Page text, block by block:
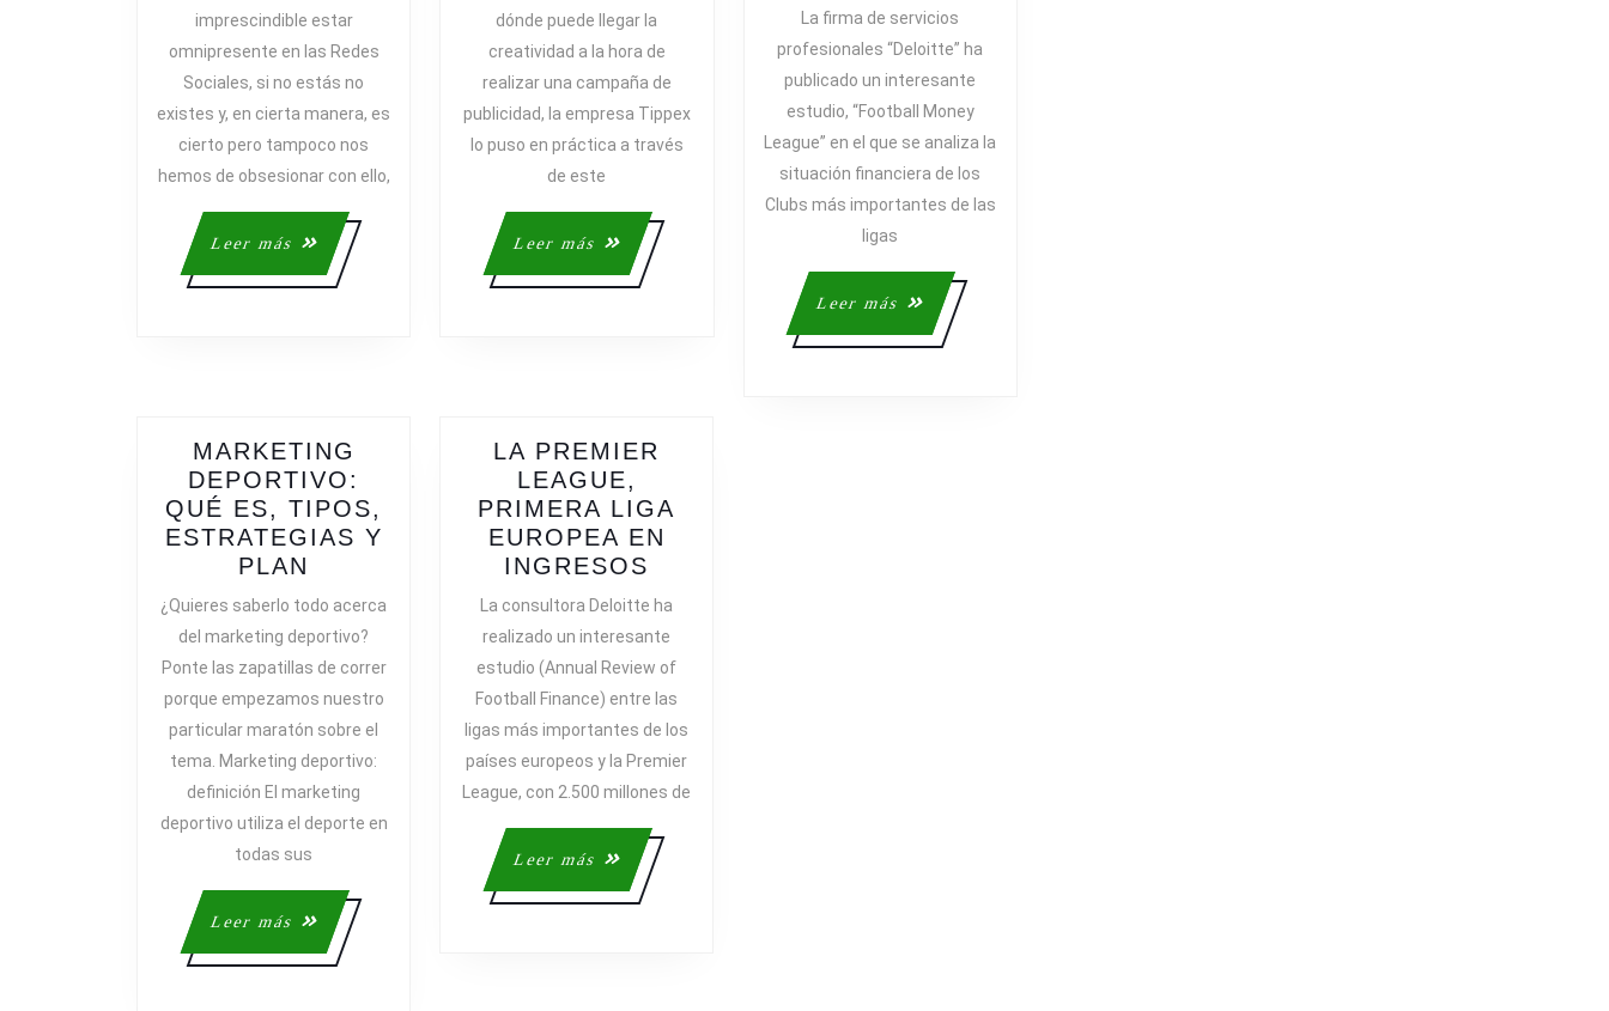
OBSESIONAR
NUESTRA
PRESENCIA
imprescindible estar
omnipresente en las Redes
Sociales, si no estás no
existes y, en cierta manera, es
cierto pero tampoco nos
hemos de obsesionar con ello,
Leer más
Leer
más
TIPPEX
EN
YOUTUBE
dónde puede llegar la
creatividad a la hora de
realizar una campaña de
publicidad, la empresa Tippex
lo puso en práctica a través
de este
Leer más
Leer
más
SIGUE
SIENDO
EL
CLUB
CON
MÁS
MUNDO
La firma de servicios
profesionales “Deloitte” ha
publicado un interesante
estudio, “Football Money
League” en el que se analiza la
situación financiera de los
Clubs más importantes de las
ligas
Leer más
Leer
más
MARKETING
DEPORTIVO:
QUÉ ES, TIPOS,
ESTRATEGIAS Y
PLAN
DEPORTIVO:
ES,
TIPOS,
ESTRATEGIAS
Y
PLAN
¿Quieres saberlo todo acerca
del marketing deportivo?
Ponte las zapatillas de correr
porque empezamos nuestro
particular maratón sobre el
tema. Marketing deportivo:
definición El marketing
deportivo utiliza el deporte en
todas sus
Leer más
Leer
más
LA PREMIER
LEAGUE,
PRIMERA LIGA
EUROPEA EN
INGRESOS
PREMIER
PRIMERA
LIGA
EUROPEA
EN
INGRESOS
La consultora Deloitte ha
realizado un interesante
estudio (Annual Review of
Football Finance) entre las
ligas más importantes de los
países europeos y la Premier
League, con 2.500 millones de
Leer más
Leer
más